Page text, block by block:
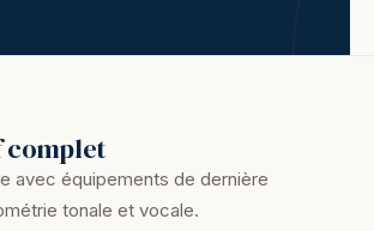
complet
avec équipements de dernière
tonale et vocale.